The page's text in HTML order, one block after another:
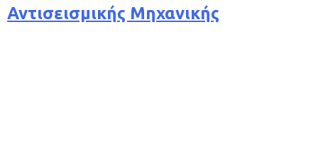
Αντισεισμικής Μηχανικής